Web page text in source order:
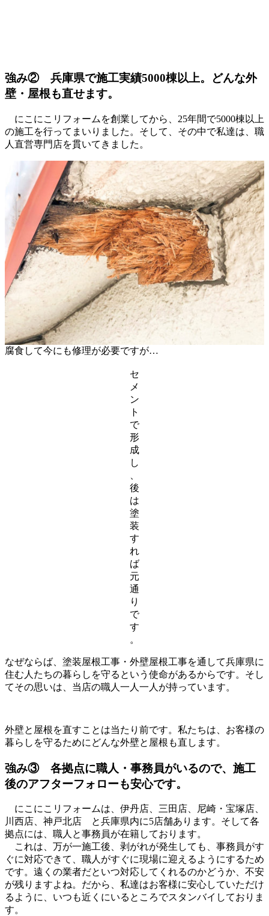
強み② 兵庫県で施工実績5000棟以上。どんな外
壁・屋根も直せます。
にこにこリフォームを創業してから、25年間で5000棟以上
の施工を行ってまいりました。そして、その中で私達は、職
人直営専門店を貫いてきました。
腐食して今にも修理が必要ですが…
セ
メ
ン
ト
で
形
成
し
後
は
塗
装
す
れ
ば
元
通
り
で
す
。
なぜならば、塗装屋根工事・外壁屋根工事を通して兵庫県に
住む人たちの暮らしを守るという使命があるからです。そし
てその思いは、当店の職人一人一人が持っています。
外壁と屋根を直すことは当たり前です。私たちは、お客様の
暮らしを守るためにどんな外壁と屋根も直します。
強み③ 各拠点に職人・事務員がいるので、施工
後のアフターフォローも安心です。
にこにこリフォームは、伊丹店、三田店、尼崎・宝塚店、
川西店、神戸北店 と兵庫県内に5店舗あります。そして各
拠点には、職人と事務員が在籍しております。
これは、万が一施工後、剥がれが発生しても、事務員がす
ぐに対応できて、職人がすぐに現場に迎えるようにするため
です。遠くの業者だといつ対応してくれるのかどうか、不安
が残りますよね。だから、私達はお客様に安心していただけ
るように、いつも近くにいるところでスタンバイしておりま
す。